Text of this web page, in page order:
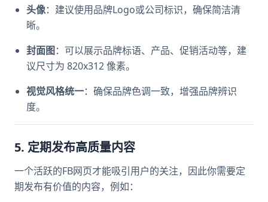
头像：建议使用品牌Logo或公司标识，确保简洁清
晰。
封面图：可以展示品牌标语、产品、促销活动等，建
议尺寸为 820x312 像素。
视觉风格统一：确保品牌色调一致，增强品牌辨识
度。
5. 定期发布高质量内容
一个活跃的FB网页才能吸引用户的关注，因此你需要定
期发布有价值的内容，例如：